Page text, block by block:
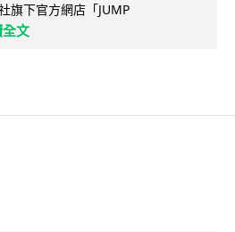
旗下官方網店「JUMP
全文